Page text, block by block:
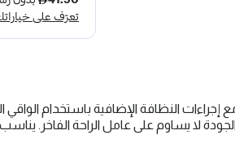
إجراءات النظافة الإضافية باستخدام الواقي
الجودة لا يساوم على عامل الراحة الفاخر.